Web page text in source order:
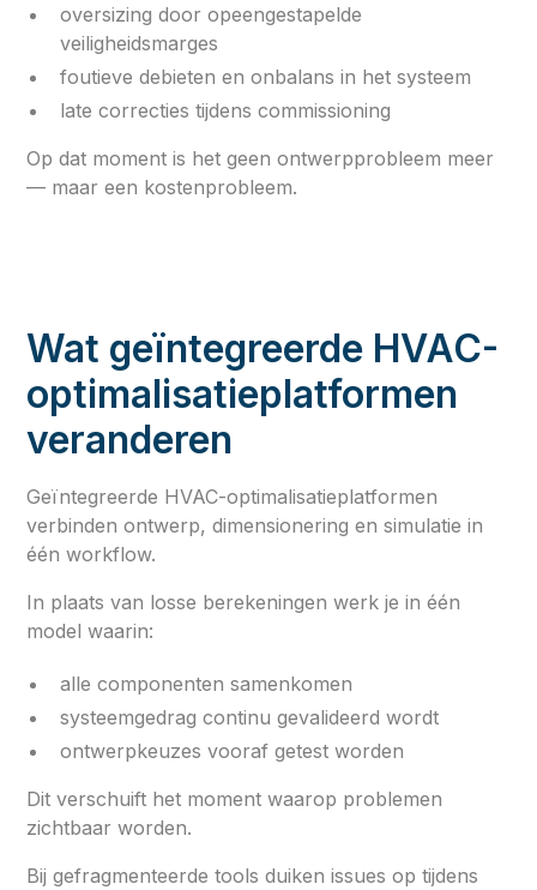
oversizing door opeengestapelde
veiligheidsmarges
foutieve debieten en onbalans in het systeem
late correcties tijdens commissioning
Op dat moment is het geen ontwerpprobleem meer
— maar een kostenprobleem.
Wat geïntegreerde HVAC-
optimalisatieplatformen
veranderen
Geïntegreerde HVAC-optimalisatieplatformen
verbinden ontwerp, dimensionering en simulatie in
één workflow.
In plaats van losse berekeningen werk je in één
model waarin:
alle componenten samenkomen
systeemgedrag continu gevalideerd wordt
ontwerpkeuzes vooraf getest worden
Dit verschuift het moment waarop problemen
zichtbaar worden.
Bij gefragmenteerde tools duiken issues op tijdens